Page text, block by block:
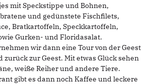
mit Speckstippe und Bohnen,
und gedünstete Fischfilets,
Bratkartoffeln, Speckkartoffeln,
Gurken- und Floridasalat.
wir dann eine Tour von der Geest
zurück zur Geest. Mit etwas Glück sehen
weiße Reiher und andere Tiere.
gibt es dann noch Kaffee und leckere